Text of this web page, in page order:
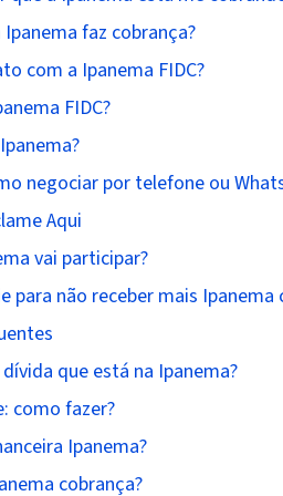
faz cobrança?
com a Ipanema FIDC?
FIDC?
negociar por telefone ou
Aqui
vai participar?
para não receber mais Ipanema
que está na Ipanema?
como fazer?
Ipanema?
cobrança?